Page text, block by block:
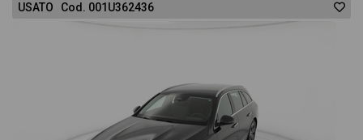
USATO Cod. 001U362436